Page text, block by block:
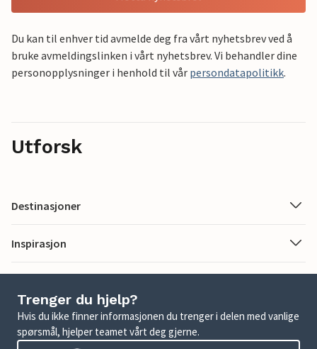
Du kan til enhver tid avmelde deg fra vårt nyhetsbrev ved å
bruke avmeldingslinken i vårt nyhetsbrev. Vi behandler dine
personopplysninger i henhold til vår persondatapolitikk.
Utforsk
Destinasjoner
Inspirasjon
Trenger du hjelp?
Hvis du ikke finner informasjonen du trenger i delen med vanlige
spørsmål, hjelper teamet vårt deg gjerne.